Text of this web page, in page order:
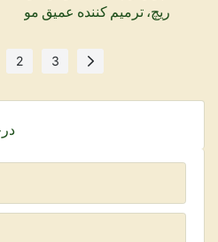
ریچ، ترمیم کننده عمیق مو
2 3